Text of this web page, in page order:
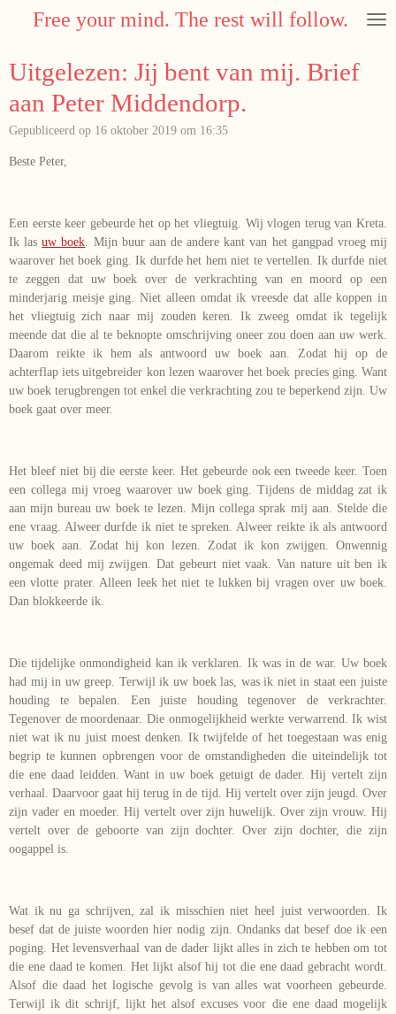
Free your mind. The rest will follow.
Uitgelezen: Jij bent van mij. Brief
aan Peter Middendorp.
Gepubliceerd op 16 oktober 2019 om 16:35
Beste Peter,
Een eerste keer gebeurde het op het vliegtuig. Wij vlogen terug van Kreta.
Ik lasuw boek . Mijn buur aan de andere kant van het gangpad vroeg mij
waarover het boek ging. Ik durfde het hem niet te vertellen. Ik durfde niet
te zeggen dat uw boek over de verkrachting van en moord op een
minderjarig meisje ging. Niet alleen omdat ik vreesde dat alle koppen in
het vliegtuig zich naar mij zouden keren. Ik zweeg omdat ik tegelijk
meende dat die al te beknopte omschrijving oneer zou doen aan uw werk.
Daarom reikte ik hem als antwoord uw boek aan. Zodat hij op de
achterflap iets uitgebreider kon lezen waarover het boek precies ging. Want
uw boek terugbrengen tot enkel die verkrachting zou te beperkend zijn. Uw
boek gaat over meer.
Het bleef niet bij die eerste keer. Het gebeurde ook een tweede keer. Toen
een collega mij vroeg waarover uw boek ging. Tijdens de middag zat ik
aan mijn bureau uw boek te lezen. Mijn collega sprak mij aan. Stelde die
ene vraag. Alweer durfde ik niet te spreken. Alweer reikte ik als antwoord
uw boek aan. Zodat hij kon lezen. Zodat ik kon zwijgen. Onwennig
ongemak deed mij zwijgen. Dat gebeurt niet vaak. Van nature uit ben ik
een vlotte prater. Alleen leek het niet te lukken bij vragen over uw boek.
Dan blokkeerde ik.
Die tijdelijke onmondigheid kan ik verklaren. Ik was in de war. Uw boek
had mij in uw greep. Terwijl ik uw boek las, was ik niet in staat een juiste
houding te bepalen. Een juiste houding tegenover de verkrachter.
Tegenover de moordenaar. Die onmogelijkheid werkte verwarrend. Ik wist
niet wat ik nu juist moest denken. Ik twijfelde of het toegestaan was enig
begrip te kunnen opbrengen voor de omstandigheden die uiteindelijk tot
die ene daad leidden. Want in uw boek getuigt de dader. Hij vertelt zijn
verhaal. Daarvoor gaat hij terug in de tijd. Hij vertelt over zijn jeugd. Over
zijn vader en moeder. Hij vertelt over zijn huwelijk. Over zijn vrouw. Hij
vertelt over de geboorte van zijn dochter. Over zijn dochter, die zijn
oogappel is.
Wat ik nu ga schrijven, zal ik misschien niet heel juist verwoorden. Ik
besef dat de juiste woorden hier nodig zijn. Ondanks dat besef doe ik een
poging. Het levensverhaal van de dader lijkt alles in zich te hebben om tot
die ene daad te komen. Het lijkt alsof hij tot die ene daad gebracht wordt.
Alsof die daad het logische gevolg is van alles wat voorheen gebeurde.
Terwijl ik dit schrijf, lijkt het alsof excuses voor die ene daad mogelijk